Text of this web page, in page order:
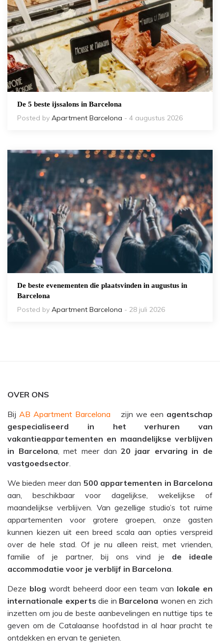
De 5 beste ijssalons in Barcelona
Posted by Apartment Barcelona - 4 augustus 2026
De beste evenementen die plaatsvinden in augustus in
Barcelona
Posted by Apartment Barcelona - 28 juli 2026
OVER ONS
Bij AB Apartment Barcelona zijn we een agentschap
gespecialiseerd in het verhuren van
vakantieappartementen en maandelijkse verblijven
in Barcelona , met meer dan20 jaar ervaring in de
vastgoedsector
We bieden meer dan 500 appartementen in Barcelona
aan, beschikbaar voor dagelijkse, wekelijkse of
maandelijkse verblijven. Van gezellige studio’s tot ruime
appartementen voor grotere groepen, onze gasten
kunnen kiezen uit een breed scala aan opties verspreid
over de hele stad. Of je nu alleen reist, met vrienden,
familie of je partner, bij ons vind je de ideale
accommodatie voor je verblijf in Barcelona
Deze blog wordt beheerd door een team van lokale en
internationale experts die in Barcelona wonen en zich
inzetten om jou de beste aanbevelingen en nuttige tips te
geven om de Catalaanse hoofdstad in al haar pracht te
ontdekken en ervan te genieten.